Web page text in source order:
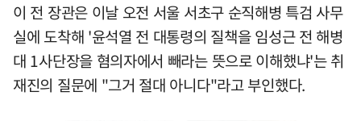
이 전 장관은 이날 오전 서울 서초구 순직해병 특검 사무
실에 도착해 '윤석열 전 대통령의 질책을 임성근 전 해병
대 1사단장을 혐의자에서 빼라는 뜻으로 이해했냐'는 취
재진의 질문에 "그거 절대 아니다"라고 부인했다.